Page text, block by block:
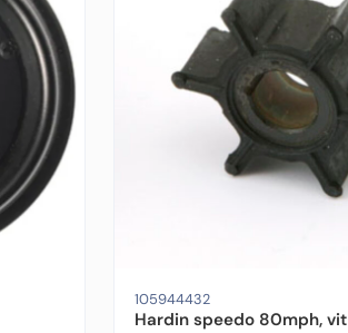
105944432
Hardin speedo 80mph, vit